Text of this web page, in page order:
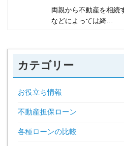
両親から不動産を相続
などによっては綺…
カテゴリー
お役立ち情報
不動産担保ローン
各種ローンの比較